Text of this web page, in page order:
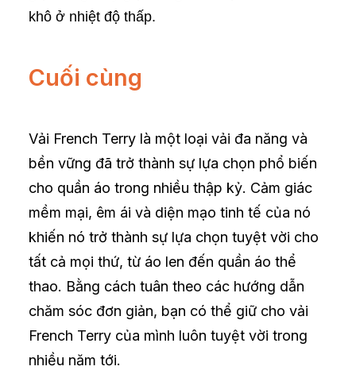
khô ở nhiệt độ thấp.
Cuối cùng
Vải French Terry là một loại vải đa năng và
bền vững đã trở thành sự lựa chọn phổ biến
cho quần áo trong nhiều thập kỷ. Cảm giác
mềm mại, êm ái và diện mạo tinh tế của nó
khiến nó trở thành sự lựa chọn tuyệt vời cho
tất cả mọi thứ, từ áo len đến quần áo thể
thao. Bằng cách tuân theo các hướng dẫn
chăm sóc đơn giản, bạn có thể giữ cho vải
French Terry của mình luôn tuyệt vời trong
nhiều năm tới.